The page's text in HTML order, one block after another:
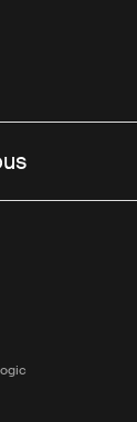
on
Thule on